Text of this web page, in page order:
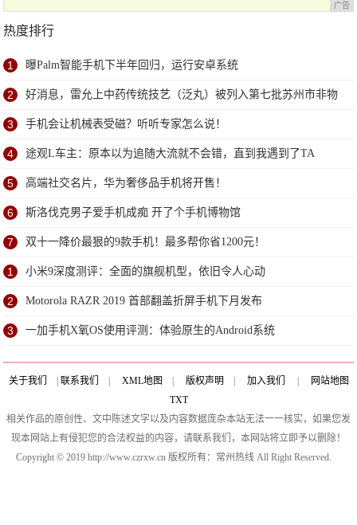
广告
热度排行
1 曝Palm智能手机下半年回归，运行安卓系统
2 好消息，雷允上中药传统技艺（泛丸）被列入第七批苏州市非物
质文化遗产代表性项目名录
3 手机会让机械表受磁？听听专家怎么说！
4 途观L车主：原本以为追随大流就不会错，直到我遇到了TA
5 高端社交名片，华为奢侈品手机将开售！
6 斯洛伐克男子爱手机成痴 开了个手机博物馆
7 双十一降价最狠的9款手机！最多帮你省1200元！
1 小米9深度测评：全面的旗舰机型，依旧令人心动
2 Motorola RAZR 2019 首部翻盖折屏手机下月发布
3 一加手机X氧OS使用评测：体验原生的Android系统
关于我们 联系我们 XML地图 版权声明 加入我们
网站地图
TXT
相关作品的原创性、文中陈述文字以及内容数据庞杂本站无法一一核实，如果您发
现本网站上有侵犯您的合法权益的内容，请联系我们，本网站将立即予以删除！
Copyright © 2019 http://www.czrxw.cn 版权所有：常州热线 All Right Reserved.